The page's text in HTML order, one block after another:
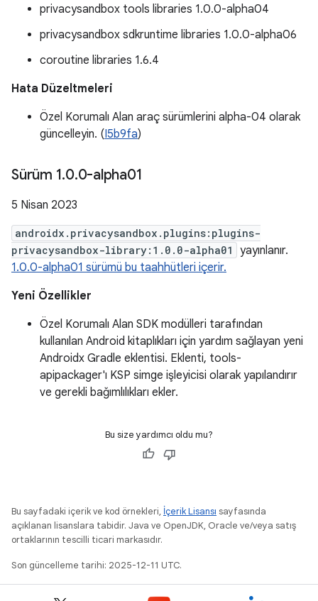
privacysandbox tools libraries 1.0.0-alpha04
privacysandbox sdkruntime libraries 1.0.0-alpha06
coroutine libraries 1.6.4
Hata Düzeltmeleri
Özel Korumalı Alan araç sürümlerini alpha-04 olarak
güncelleyin. (I5b9fa)
Sürüm 1.0.0-alpha01
5 Nisan 2023
androidx.privacysandbox.plugins:plugins-
privacysandbox-library:1.0.0-alpha01
yayınlanır.
1.0.0-alpha01 sürümü bu taahhütleri içerir.
Yeni Özellikler
Özel Korumalı Alan SDK modülleri tarafından
kullanılan Android kitaplıkları için yardım sağlayan yeni
Androidx Gradle eklentisi. Eklenti, tools-
apipackager'ı KSP simge işleyicisi olarak yapılandırır
ve gerekli bağımlılıkları ekler.
Bu size yardımcı oldu mu?
Bu sayfadaki içerik ve kod örnekleri, İçerik Lisansı sayfasında
açıklanan lisanslara tabidir. Java ve OpenJDK, Oracle ve/veya satış
ortaklarının tescilli ticari markasıdır.
Son güncelleme tarihi: 2025-12-11 UTC.